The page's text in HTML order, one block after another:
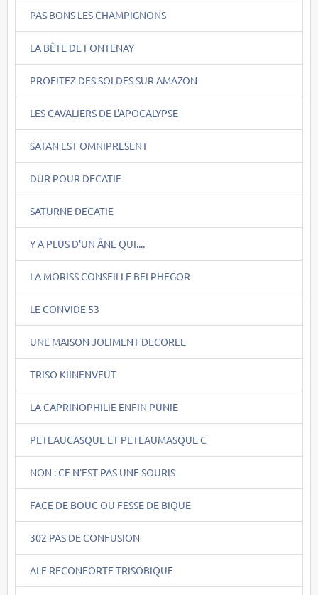
PAS BONS LES CHAMPIGNONS
LA BÊTE DE FONTENAY
PROFITEZ DES SOLDES SUR AMAZON
LES CAVALIERS DE L'APOCALYPSE
SATAN EST OMNIPRESENT
DUR POUR DECATIE
SATURNE DECATIE
Y A PLUS D'UN ÂNE QUI....
LA MORISS CONSEILLE BELPHEGOR
LE CONVIDE 53
UNE MAISON JOLIMENT DECOREE
TRISO KIINENVEUT
LA CAPRINOPHILIE ENFIN PUNIE
PETEAUCASQUE ET PETEAUMASQUE C
NON : CE N'EST PAS UNE SOURIS
FACE DE BOUC OU FESSE DE BIQUE
302 PAS DE CONFUSION
ALF RECONFORTE TRISOBIQUE